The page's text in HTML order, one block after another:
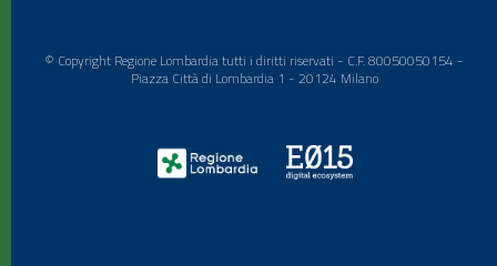
© Copyright Regione Lombardia tutti i diritti riservati - C.F. 80050050154 -
Piazza Città di Lombardia 1 - 20124 Milano